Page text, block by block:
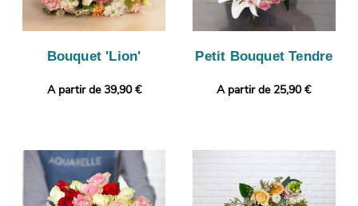
Bouquet 'Lion'
A partir de 39,90 €
Petit Bouquet Tendre
A partir de 25,90 €